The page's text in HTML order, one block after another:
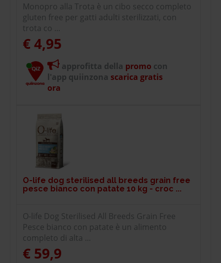
Monopro alla Trota è un cibo secco completo
gluten free per gatti adulti sterilizzati, con
trota co ...
€ 4,95
approfitta della promo con
l'app quiinzona scarica gratis
ora
O-life dog sterilised all breeds grain free
pesce bianco con patate 10 kg - croc ...
O-life Dog Sterilised All Breeds Grain Free
Pesce bianco con patate è un alimento
completo di alta ...
€ 59,9